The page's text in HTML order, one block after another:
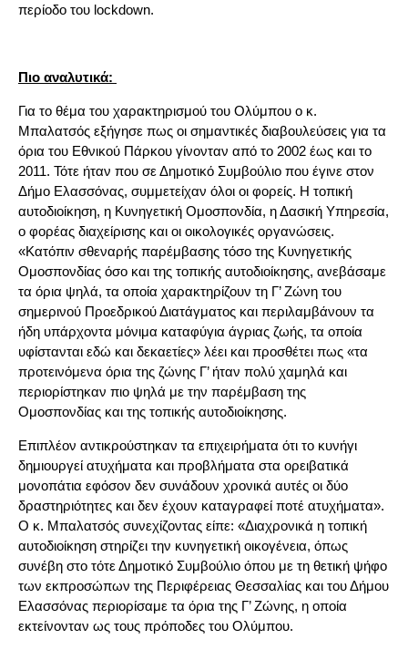
περίοδο του lockdown.
Πιο αναλυτικά:
Για το θέμα του χαρακτηρισμού του Ολύμπου ο κ.
Μπαλατσός εξήγησε πως οι σημαντικές διαβουλεύσεις για τα
όρια του Εθνικού Πάρκου γίνονταν από το 2002 έως και το
2011. Τότε ήταν που σε Δημοτικό Συμβούλιο που έγινε στον
Δήμο Ελασσόνας, συμμετείχαν όλοι οι φορείς. Η τοπική
αυτοδιοίκηση, η Κυνηγετική Ομοσπονδία, η Δασική Υπηρεσία,
ο φορέας διαχείρισης και οι οικολογικές οργανώσεις.
«Κατόπιν σθεναρής παρέμβασης τόσο της Κυνηγετικής
Ομοσπονδίας όσο και της τοπικής αυτοδιοίκησης, ανεβάσαμε
τα όρια ψηλά, τα οποία χαρακτηρίζουν τη Γ’ Ζώνη του
σημερινού Προεδρικού Διατάγματος και περιλαμβάνουν τα
ήδη υπάρχοντα μόνιμα καταφύγια άγριας ζωής, τα οποία
υφίστανται εδώ και δεκαετίες» λέει και προσθέτει πως «τα
προτεινόμενα όρια της ζώνης Γ’ ήταν πολύ χαμηλά και
περιορίστηκαν πιο ψηλά με την παρέμβαση της
Ομοσπονδίας και της τοπικής αυτοδιοίκησης.
Επιπλέον αντικρούστηκαν τα επιχειρήματα ότι το κυνήγι
δημιουργεί ατυχήματα και προβλήματα στα ορειβατικά
μονοπάτια εφόσον δεν συνάδουν χρονικά αυτές οι δύο
δραστηριότητες και δεν έχουν καταγραφεί ποτέ ατυχήματα».
Ο κ. Μπαλατσός συνεχίζοντας είπε: «Διαχρονικά η τοπική
αυτοδιοίκηση στηρίζει την κυνηγετική οικογένεια, όπως
συνέβη στο τότε Δημοτικό Συμβούλιο όπου με τη θετική ψήφο
των εκπροσώπων της Περιφέρειας Θεσσαλίας και του Δήμου
Ελασσόνας περιορίσαμε τα όρια της Γ’ Ζώνης, η οποία
εκτείνονταν ως τους πρόποδες του Ολύμπου.